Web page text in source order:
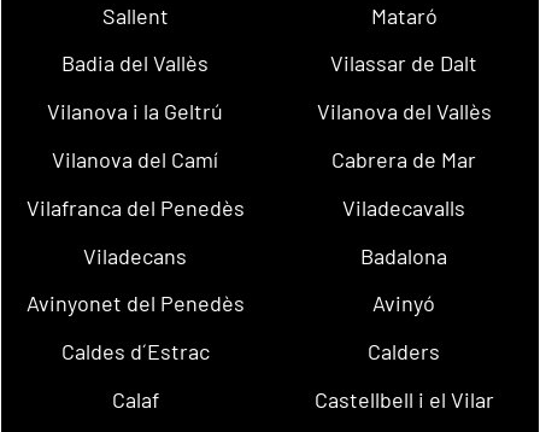
Sallent
Mataró
Badia del Vallès
Vilassar de Dalt
Vilanova i la Geltrú
Vilanova del Vallès
Vilanova del Camí
Cabrera de Mar
Vilafranca del Penedès
Viladecavalls
Viladecans
Badalona
Avinyonet del Penedès
Avinyó
Caldes d´Estrac
Calders
Calaf
Castellbell i el Vilar